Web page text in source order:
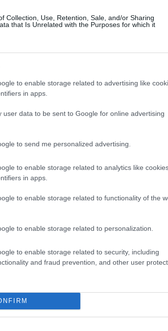
Collection, Use, Retention, Sale, and/or Sharing
that Is Unrelated with the Purposes for which it
to enable storage related to advertising like
in apps.
user data to be sent to Google for online advertising
to send me personalized advertising.
to enable storage related to analytics like
in apps.
to enable storage related to functionality of the
to enable storage related to personalization.
to enable storage related to security, including
and fraud prevention, and other user
Garanzia di due anni
di assistenza.
Spedizione gratuita
Per maggiori
una